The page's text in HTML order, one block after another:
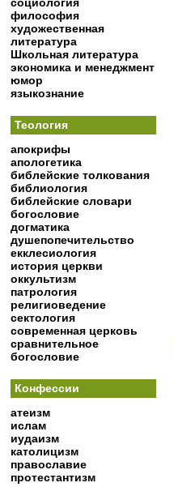
философия
художественная
литература
Школьная литература
экономика и менеджмент
юмор
языкознание
Теология
апокрифы
апологетика
библейские толкования
библиология
библейские словари
богословие
догматика
душепопечительство
екклесиология
история церкви
оккультизм
патрология
религиоведение
сектология
современная церковь
сравнительное
богословие
Конфессии
атеизм
ислам
иудаизм
католицизм
православие
протестантизм